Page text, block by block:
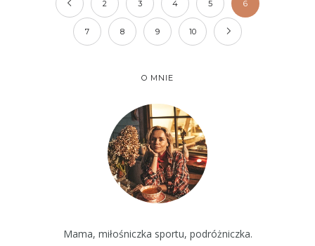
2 3 4 5 6
7 8 9 10
O MNIE
Mama, miłośniczka sportu, podróżniczka.